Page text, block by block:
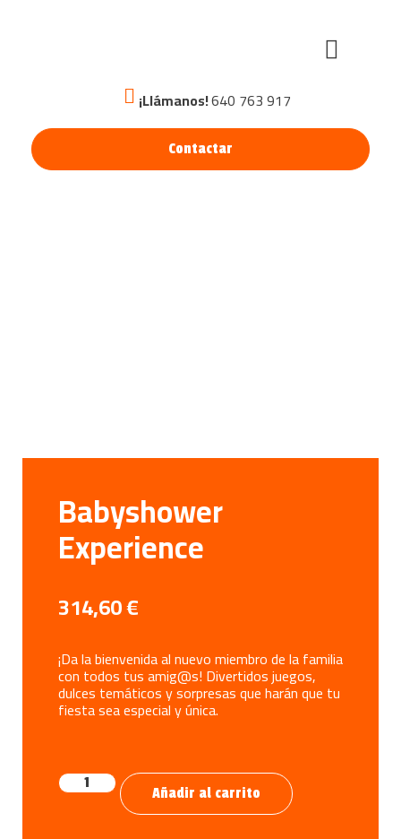
¡Llámanos!640 763 917
Contactar
Babyshower
Experience
314,60€
¡Da la bienvenida al nuevo miembro de la familia
con todos tus amig@s! Divertidos juegos,
dulces temáticos y sorpresas que harán que tu
fiesta sea especial y única.
Añadir al carrito